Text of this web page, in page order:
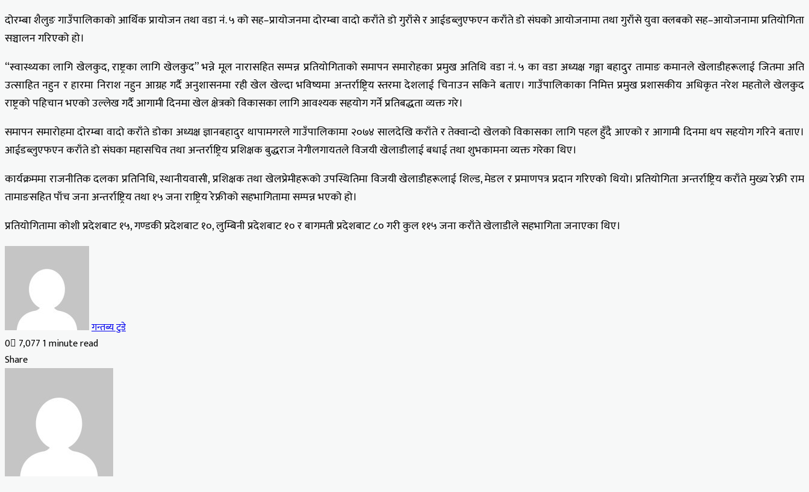
दोरम्बा शैलुङ गाउँपालिकाको आर्थिक प्रायोजन तथा वडा नं. ५ को सह–प्रायोजनमा दोरम्बा वादो कराँते डो गुराँसे र आईडब्लुएफएन कराँते डो संघको आयोजनामा तथा गुराँसे युवा क्लबको सह–आयोजनामा प्रतियोगिता
सञ्चालन गरिएको हो।
“स्वास्थ्यका लागि खेलकुद, राष्ट्रका लागि खेलकुद” भन्ने मूल नारासहित सम्पन्न प्रतियोगिताको समापन समारोहका प्रमुख अतिथि वडा नं. ५ का वडा अध्यक्ष गङ्गा बहादुर तामाङ कमानले खेलाडीहरूलाई जितमा अति
उत्साहित नहुन र हारमा निराश नहुन आग्रह गर्दै अनुशासनमा रही खेल खेल्दा भविष्यमा अन्तर्राष्ट्रिय स्तरमा देशलाई चिनाउन सकिने बताए। गाउँपालिकाका निमित्त प्रमुख प्रशासकीय अधिकृत नरेश महतोले खेलकुद
राष्ट्रको पहिचान भएको उल्लेख गर्दै आगामी दिनमा खेल क्षेत्रको विकासका लागि आवश्यक सहयोग गर्ने प्रतिबद्धता व्यक्त गरे।
समापन समारोहमा दोरम्बा वादो कराँते डोका अध्यक्ष ज्ञानबहादुर थापामगरले गाउँपालिकामा २०७४ सालदेखि कराँते र तेक्वान्दो खेलको विकासका लागि पहल हुँदै आएको र आगामी दिनमा थप सहयोग गरिने बताए।
आईडब्लुएफएन कराँते डो संघका महासचिव तथा अन्तर्राष्ट्रिय प्रशिक्षक बुद्धराज नेगीलगायतले विजयी खेलाडीलाई बधाई तथा शुभकामना व्यक्त गरेका थिए।
कार्यक्रममा राजनीतिक दलका प्रतिनिधि, स्थानीयवासी, प्रशिक्षक तथा खेलप्रेमीहरूको उपस्थितिमा विजयी खेलाडीहरूलाई शिल्ड, मेडल र प्रमाणपत्र प्रदान गरिएको थियो। प्रतियोगिता अन्तर्राष्ट्रिय कराँते मुख्य रेफ्री राम
तामाङसहित पाँच जना अन्तर्राष्ट्रिय तथा १५ जना राष्ट्रिय रेफ्रीको सहभागितामा सम्पन्न भएको हो।
प्रतियोगितामा कोशी प्रदेशबाट १५, गण्डकी प्रदेशबाट १०, लुम्बिनी प्रदेशबाट १० र बागमती प्रदेशबाट ८० गरी कुल ११५ जना कराँते खेलाडीले सहभागिता जनाएका थिए।
गन्तब्य टुडे
0 7,0771 minute read
Facebook
X
LinkedIn
Tumblr
Pinterest
Reddit
VKontakte
Odnoklassniki
Pocket
Share